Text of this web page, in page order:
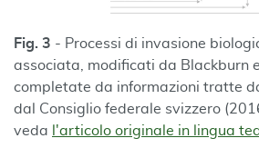
Fig. 3 - Processi di invasione
associata, modificati da Blackburn
completate da informazioni tratte
dal Consiglio federale svizzero
veda
l'articolo originale in lingua